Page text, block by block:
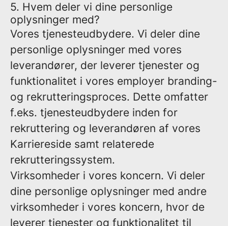
5. Hvem deler vi dine personlige
oplysninger med?
Vores tjenesteudbydere. Vi deler dine
personlige oplysninger med vores
leverandører, der leverer tjenester og
funktionalitet i vores employer branding-
og rekrutteringsproces. Dette omfatter
f.eks. tjenesteudbydere inden for
rekruttering og leverandøren af vores
Karriereside samt relaterede
rekrutteringssystem.
Virksomheder i vores koncern. Vi deler
dine personlige oplysninger med andre
virksomheder i vores koncern, hvor de
leverer tjenester og funktionalitet til